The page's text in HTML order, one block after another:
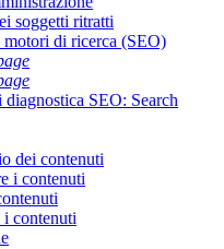
soggetti ritratti
di ricerca (SEO)
SEO: Search
dei contenuti
i contenuti
contenuti